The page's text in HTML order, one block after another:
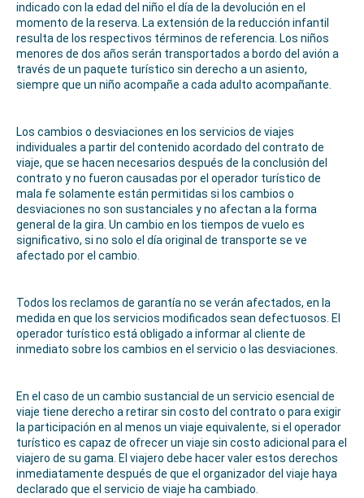
indicado con la edad del niño el día de la devolución en el
momento de la reserva. La extensión de la reducción infantil
resulta de los respectivos términos de referencia. Los niños
menores de dos años serán transportados a bordo del avión a
través de un paquete turístico sin derecho a un asiento,
siempre que un niño acompañe a cada adulto acompañante.
Los cambios o desviaciones en los servicios de viajes
individuales a partir del contenido acordado del contrato de
viaje, que se hacen necesarios después de la conclusión del
contrato y no fueron causadas por el operador turístico de
mala fe solamente están permitidas si los cambios o
desviaciones no son sustanciales y no afectan a la forma
general de la gira. Un cambio en los tiempos de vuelo es
significativo, si no solo el día original de transporte se ve
afectado por el cambio.
Todos los reclamos de garantía no se verán afectados, en la
medida en que los servicios modificados sean defectuosos. El
operador turístico está obligado a informar al cliente de
inmediato sobre los cambios en el servicio o las desviaciones.
En el caso de un cambio sustancial de un servicio esencial de
viaje tiene derecho a retirar sin costo del contrato o para exigir
la participación en al menos un viaje equivalente, si el operador
turístico es capaz de ofrecer un viaje sin costo adicional para el
viajero de su gama. El viajero debe hacer valer estos derechos
inmediatamente después de que el organizador del viaje haya
declarado que el servicio de viaje ha cambiado.